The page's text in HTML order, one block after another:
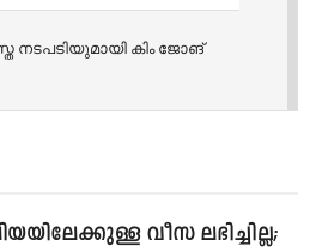
നടപടിയുമായി കിം ജോങ്
വീസ ലഭിച്ചില്ല;